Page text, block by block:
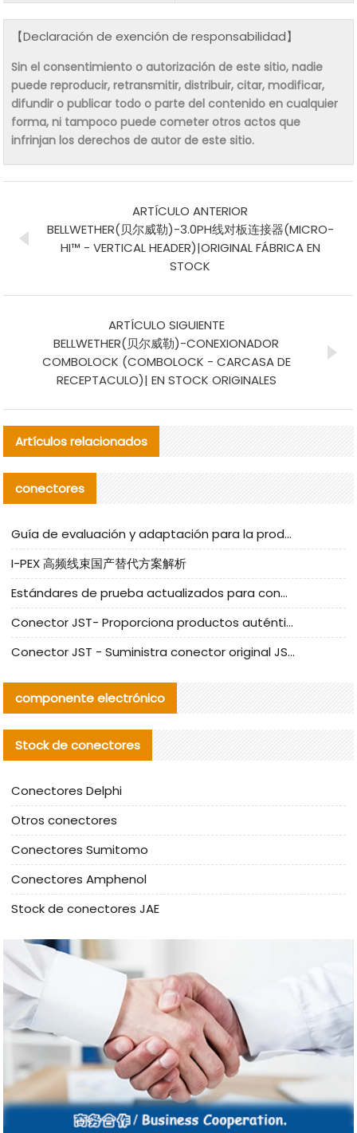
【Declaración de exención de responsabilidad】
Sin el consentimiento o autorización de este sitio, nadie
puede reproducir, retransmitir, distribuir, citar, modificar,
difundir o publicar todo o parte del contenido en cualquier
forma, ni tampoco puede cometer otros actos que
infrinjan los derechos de autor de este sitio.
ARTÍCULO ANTERIOR
BELLWETHER(贝尔威勒)-3.0PH线对板连接器(MICRO-
HI™ - VERTICAL HEADER)|ORIGINAL FÁBRICA EN
STOCK
ARTÍCULO SIGUIENTE
BELLWETHER(贝尔威勒)-CONEXIONADOR
COMBOLOCK (COMBOLOCK - CARCASA DE
RECEPTACULO)| EN STOCK ORIGINALES
Artículos relacionados
conectores
Guía de evaluación y adaptación para la producción en serie de componentes de cables nacionales para CNC Tech
I-PEX 高频线束国产替代方案解析
Estándares de prueba actualizados para conectores nacionales bajo la referencia de CLIFF
Conector JST- Proporciona productos auténticos y alternativos del conector JST NSHR-02V-S
Conector JST - Suministra conector original JST GHR-09V-S | productos alternativos
componente electrónico
Stock de conectores
Conectores Delphi
Otros conectores
Conectores Sumitomo
Conectores Amphenol
Stock de conectores JAE